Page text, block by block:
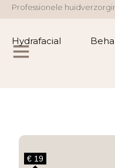
Professionele
Hydrafacial
€ 19